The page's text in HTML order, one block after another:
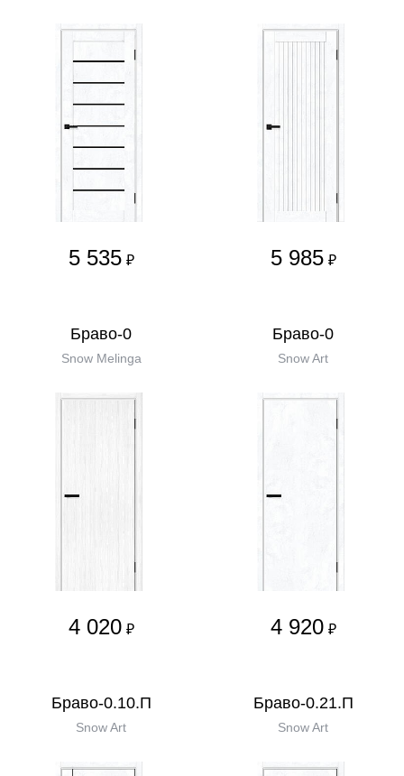
5 535 ₽ 5 985 ₽
Браво-0
Snow Melinga
4 020 ₽
Браво-0
Snow Art
4 920 ₽
Браво-0.10.П
Snow Art
Браво-0.21.П
Snow Art